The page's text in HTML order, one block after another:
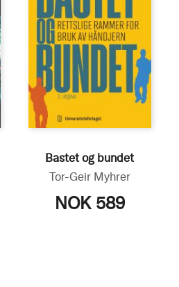
Bastet og bundet
Tor-Geir Myhrer
NOK 589